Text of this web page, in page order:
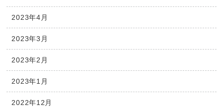
2023年4月
2023年3月
2023年2月
2023年1月
2022年12月